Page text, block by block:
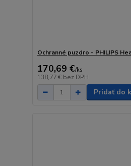
Ochranné puzdro - PHILIPS
170,69 €/ks
138,77 € bez DPH
Pridať do